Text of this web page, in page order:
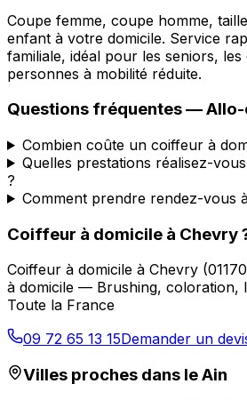
Coupe femme, coupe homme,
enfant à votre domicile. Service
familiale, idéal pour les seniors,
personnes à mobilité réduite.
Questions fréquentes —
Combien coûte un coiffeur à
Quelles prestations réalisez-
?
Comment prendre rendez-vous
Coiffeur à domicile à Chevry
Coiffeur à domicile à Chevry (01170
à domicile — Brushing, coloration,
Toute la France
09 72 65 13 15Demander un
Villes proches dans leAin